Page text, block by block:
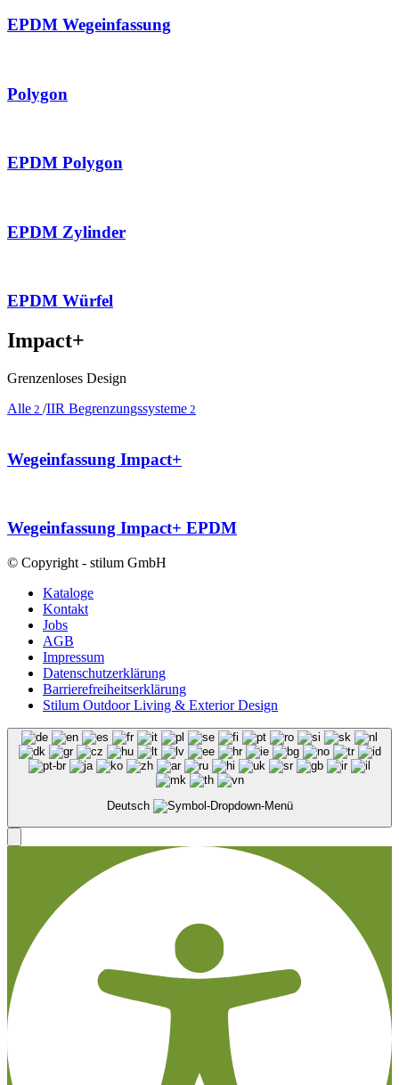
EPDM Wegeinfassung
Polygon
EPDM Polygon
EPDM Zylinder
EPDM Würfel
Impact+
Grenzenloses Design
Alle 2 /IIR Begrenzungssysteme 2
Wegeinfassung Impact+
Wegeinfassung Impact+ EPDM
© Copyright - stilum GmbH
Kataloge
Kontakt
Jobs
AGB
Impressum
Datenschutzerklärung
Barrierefreiheitserklärung
Stilum Outdoor Living & Exterior Design
Deutsch